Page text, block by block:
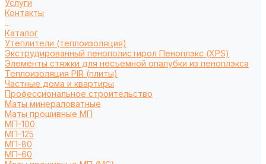
Услуги
Контакты
...
Каталог
Утеплители (теплоизоляция)
Экструдированный пенополистирол Пеноплэкс (XPS)
Элементы стяжки для несъемной опалубки из пеноплэкса
Теплоизоляция PIR (плиты)
Частные дома и квартиры
Профессиональное строительство
Маты минераловатные
Маты прошивные МП
МП-100
МП-125
МП-80
МП-60